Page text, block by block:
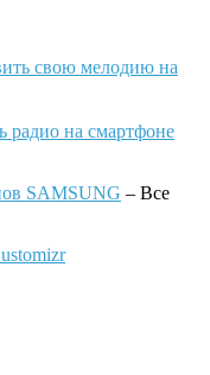
свою мелодию на
радио на смартфоне
SAMSUNG – Все